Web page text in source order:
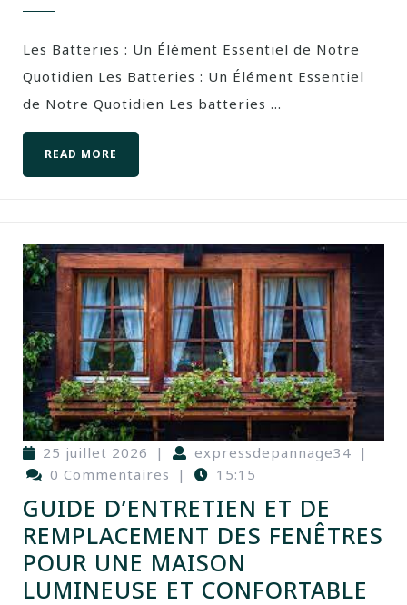
Les Batteries : Un Élément Essentiel de Notre
Quotidien Les Batteries : Un Élément Essentiel
de Notre Quotidien Les batteries ...
READ MORE
25 juillet 2026 | expressdepannage34 |
0 Commentaires
| 15:15
GUIDE D’ENTRETIEN ET DE
REMPLACEMENT DES FENÊTRES
POUR UNE MAISON
LUMINEUSE ET CONFORTABLE